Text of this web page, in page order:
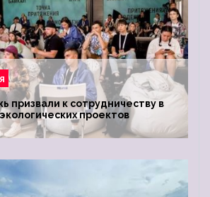
призвали к сотрудничеству в
проектов